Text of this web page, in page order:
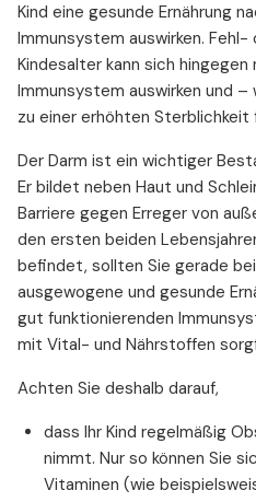
Kind eine gesunde Ernährung
Immunsystem auswirken. Fehl-
Kindesalter kann sich hingegen
Immunsystem auswirken und
zu einer erhöhten Sterblichkeit
Der Darm ist ein wichtiger
Er bildet neben Haut und
Barriere gegen Erreger von
den ersten beiden
befindet, sollten Sie gerade bei
ausgewogene und gesunde
gut funktionierenden
mit Vital- und Nährstoffen
Achten Sie deshalb darauf,
dass Ihr Kind regelmäßig
nimmt. Nur so können Sie
Vitaminen (wie